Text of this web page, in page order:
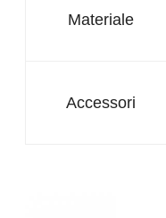
Materiale
Accessori